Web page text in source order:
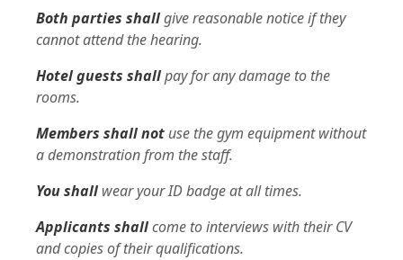
Both parties shallgive reasonable notice if they
cannot attend the hearing.
Hotel guests shallpay for any damage to the
rooms.
Members shall not use the gym equipment without
a demonstration from the staff.
You shall wear your ID badge at all times.
Applicants shallcome to interviews with their CV
and copies of their qualifications.